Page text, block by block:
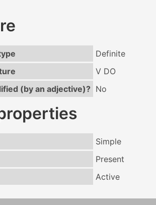
Definite
V DO
(by an adjective)? No
Simple
Present
Active